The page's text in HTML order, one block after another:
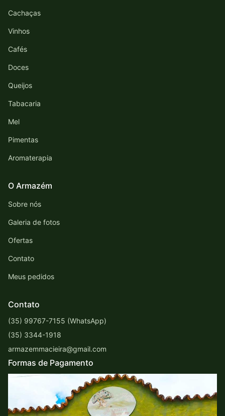
Cachaças
Vinhos
Cafés
Doces
Queijos
Tabacaria
Mel
Pimentas
Aromaterapia
O Armazém
Sobre nós
Galeria de fotos
Ofertas
Contato
Meus pedidos
Contato
(35) 99767-7155 (WhatsApp)
(35) 3344-1918
armazemmacieira@gmail.com
Formas de Pagamento